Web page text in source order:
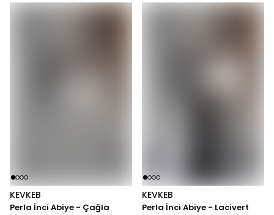
KEVKEB
Perla İnci Abiye - Çağla
KEVKEB
Perla İnci Abiye - Lacivert